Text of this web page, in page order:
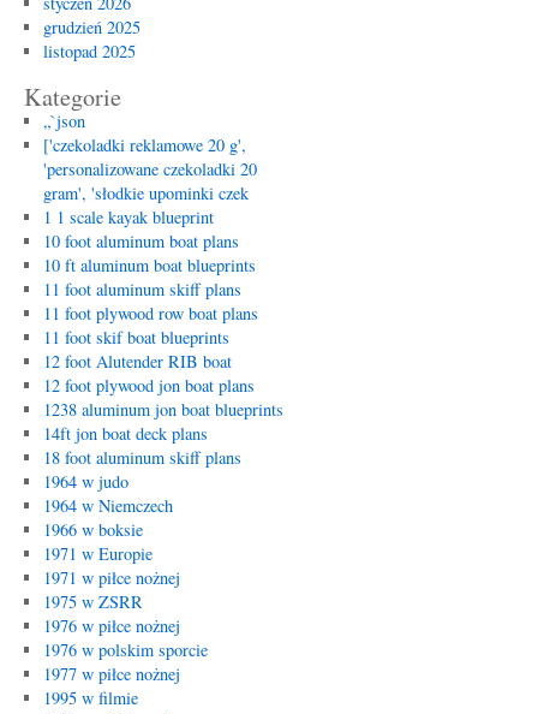
grudzień 2025
listopad 2025
Kategorie
„`json
['czekoladki reklamowe 20 g',
'personalizowane czekoladki 20
gram', 'słodkie upominki czek
1 1 scale kayak blueprint
10 foot aluminum boat plans
10 ft aluminum boat blueprints
11 foot aluminum skiff plans
11 foot plywood row boat plans
11 foot skif boat blueprints
12 foot Alutender RIB boat
12 foot plywood jon boat plans
1238 aluminum jon boat blueprints
14ft jon boat deck plans
18 foot aluminum skiff plans
1964 w judo
1964 w Niemczech
1966 w boksie
1971 w Europie
1971 w piłce nożnej
1975 w ZSRR
1976 w piłce nożnej
1976 w polskim sporcie
1977 w piłce nożnej
1995 w filmie